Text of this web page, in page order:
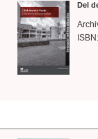
Del